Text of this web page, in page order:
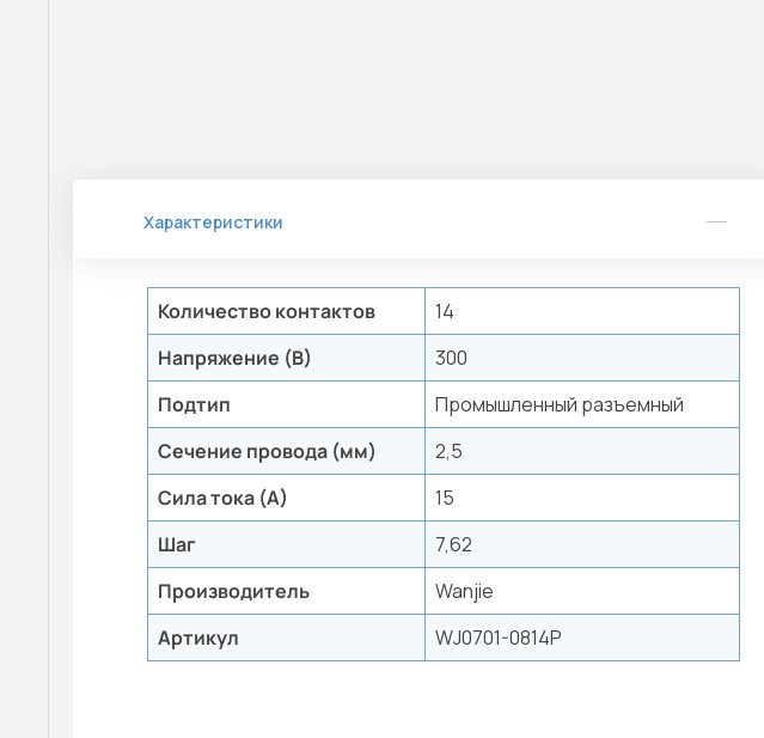
Характеристики
Количество контактов
14
Напряжение (В)
300
Подтип
Промышленный разъемный
Сечение провода (мм)
2,5
Сила тока (А)
15
Шаг
7,62
Производитель
Wanjie
Артикул
WJ0701-0814P